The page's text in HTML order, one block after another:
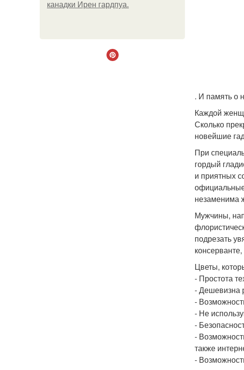
канадки Ирен гардпуа.
. И память о
Каждой
Сколько
новейшие
При
гордый
и приятных
незаменима
Мужчины,
подрезать
Цветы,
- Простота
- Дешевизна
-
- Не
-
-
также
-